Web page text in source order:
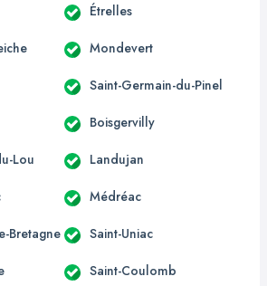
Étrelles
Mondevert
Saint-Germain-du-Pinel
Boisgervilly
Lou Landujan
Médréac
Bretagne Saint-Uniac
Saint-Coulomb